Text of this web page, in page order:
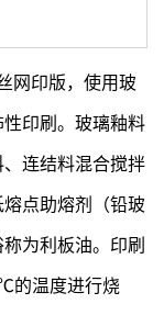
网印版，使用玻
印刷。玻璃釉料
连结料混合搅拌
点助熔剂（铅玻
为利板油。印刷
的温度进行烧